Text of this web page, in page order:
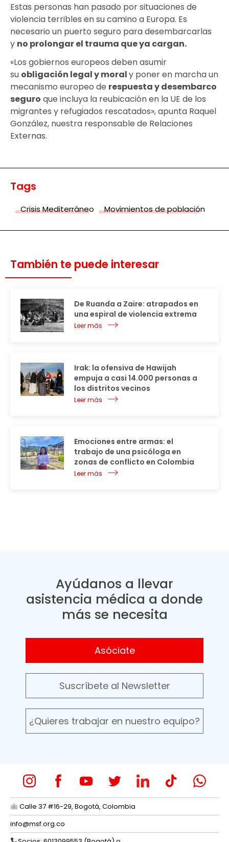
Estas personas han pasado por situaciones de
violencia terribles en su camino a Europa. Es
necesario un puerto seguro para desembarcarlas
y no prolongar el trauma que ya cargan.
«Los gobiernos europeos deben asumir
su obligación legal y moraly poner en marcha un
mecanismo europeo de respuesta y desembarco
seguro que incluya la reubicación en la UE de los
migrantes y refugiados rescatados», apunta Raquel
González, nuestra responsable de Relaciones
Externas.
Tags
Crisis Mediterráneo Movimientos de población
También te puede interesar
De Ruanda a Zaire: atrapados en
una espiral de violencia extrema
Leer más
Irak: la ofensiva de Hawijah
empuja a casi 14.000 personas a
los distritos vecinos
Leer más
Emociones entre armas: el
trabajo de una psicóloga en
zonas de conflicto en Colombia
Leer más
Ayúdanos a llevar
asistencia médica a donde
más se necesita
Asóciate
Suscríbete al Newsletter
¿Quieres trabajar en nuestro equipo?
Calle 37 #16-29, Bogotá, Colombia
info@msf.org.co